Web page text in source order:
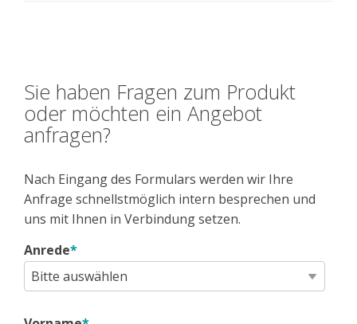
Sie haben Fragen zum Produkt
oder möchten ein Angebot
anfragen?
Nach Eingang des Formulars werden wir Ihre
Anfrage schnellstmöglich intern besprechen und
uns mit Ihnen in Verbindung setzen.
Anrede*